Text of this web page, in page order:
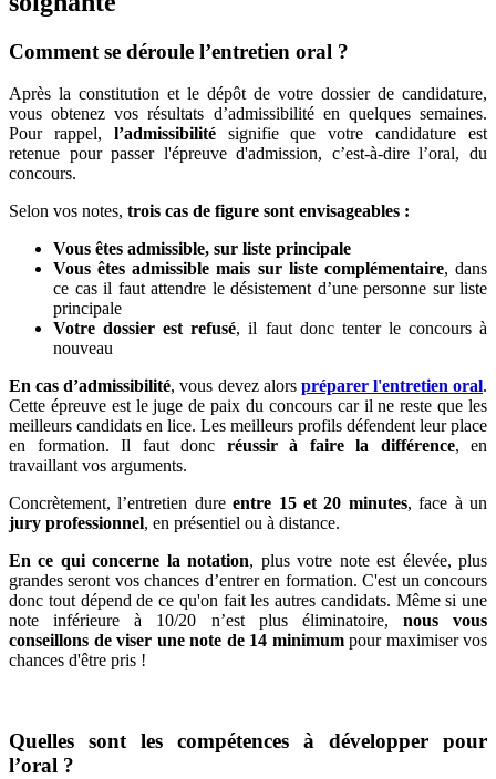
Comment se déroule l’entretien oral ?
Après la constitution et le dépôt de votre dossier de candidature,
vous obtenez vos résultats d’admissibilité en quelques semaines.
Pour rappel, l’admissibilité signifie que votre candidature est
retenue pour passer l'épreuve d'admission, c’est-à-dire l’oral, du
concours.
Selon vos notes, trois cas de figure sont envisageables :
Vous êtes admissible, sur liste principale
Vous êtes admissible mais sur liste complémentaire, dans
ce cas il faut attendre le désistement d’une personne sur liste
principale
Votre dossier est refusé, il faut donc tenter le concours à
nouveau
En cas d’admissibilité, vous devez alors préparer l'entretien oral.
Cette épreuve est le juge de paix du concours car il ne reste que les
meilleurs candidats en lice. Les meilleurs profils défendent leur place
en formation. Il faut donc réussir à faire la différence, en
travaillant vos arguments.
Concrètement, l’entretien dureentre 15 et 20 minutes, face à un
jury professionnel, en présentiel ou à distance.
En ce qui concerne la notation, plus votre note est élevée, plus
grandes seront vos chances d’entrer en formation. C'est un concours
donc tout dépend de ce qu'on fait les autres candidats. Même si une
note inférieure à 10/20 n’est plus éliminatoire, nous vous
conseillons de viser une note de 14 minimumpour maximiser vos
chances d'être pris !
Quelles sont les compétences à développer pour
l’oral ?